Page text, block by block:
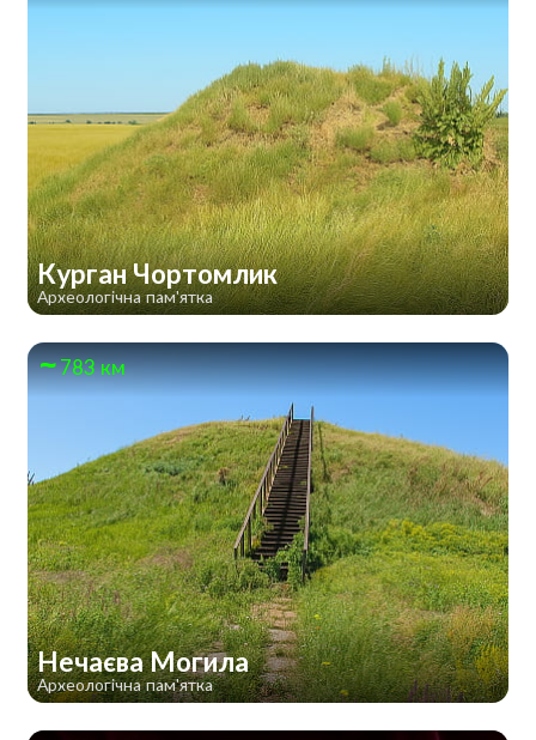
Курган Чортомлик
Археологічна пам'ятка
783 км
Нечаєва Могила
Археологічна пам'ятка